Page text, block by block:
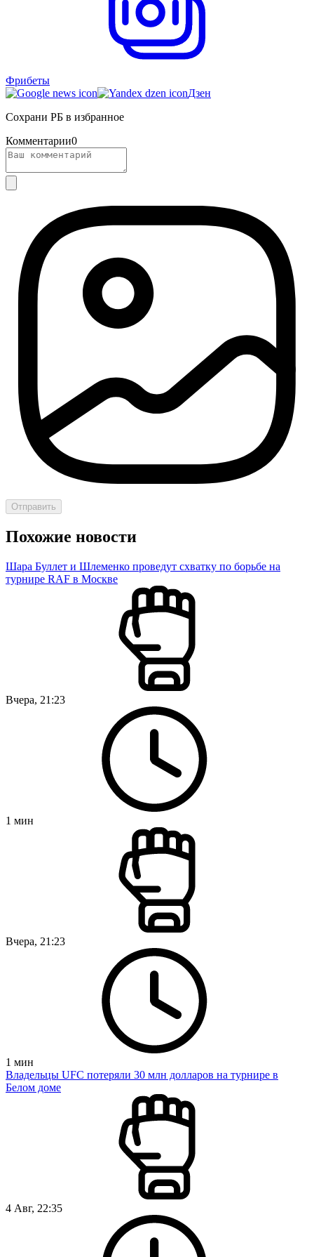
Фрибеты
Дзен
Сохрани РБ в избранное
Комментарии0
Отправить
Похожие новости
Шара Буллет и Шлеменко проведут схватку по борьбе на
турнире RAF в Москве
Вчера, 21:23
1 мин
Вчера, 21:23
1 мин
Владельцы UFC потеряли 30 млн долларов на турнире в
Белом доме
4 Авг, 22:35